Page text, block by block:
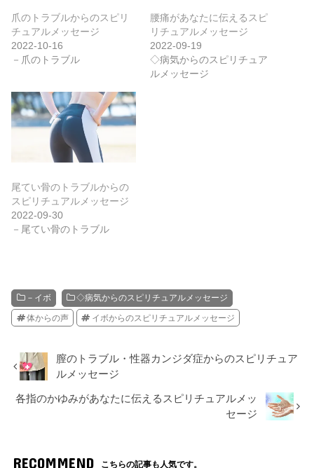
爪のトラブルからのスピリ
チュアルメッセージ
2022-10-16
－爪のトラブル
腰痛があなたに伝えるスピ
リチュアルメッセージ
2022-09-19
◇病気からのスピリチュア
ルメッセージ
尾てい骨のトラブルからの
スピリチュアルメッセージ
2022-09-30
－尾てい骨のトラブル
－イボ ◇病気からのスピリチュアルメッセージ
体からの声 イボからのスピリチュアルメッセージ
膣のトラブル・性器カンジダ症からのスピリチュア
ルメッセージ
各指のかゆみがあなたに伝えるスピリチュアルメッ
セージ
RECOMMEND こちらの記事も人気です。